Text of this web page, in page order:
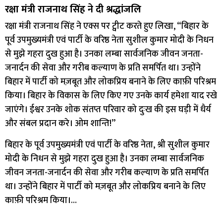
रक्षा मंत्री राजनाथ सिंह ने दी श्रद्धांजलि
रक्षा मंत्री राजनाथ सिंह ने एक्स पर ट्वीट करते हुए लिखा, “बिहार के
पूर्व उपमुख्यमंत्री एवं पार्टी के वरिष्ठ नेता सुशील कुमार मोदी के निधन
से मुझे गहरा दुख हुआ है। उनका लम्बा सार्वजनिक जीवन जनता-
जनार्दन की सेवा और गरीब कल्याण के प्रति समर्पित था। उन्होंने
बिहार में पार्टी को मज़बूत और लोकप्रिय बनाने के लिए काफ़ी परिश्रम
किया। बिहार के विकास के लिए किए गए उनके कार्य हमेशा याद रखे
जाएंगे। ईश्वर उनके शोक संतप्त परिवार को दुःख की इस घड़ी में धैर्य
और संबल प्रदान करे। ओम शान्ति!”
बिहार के पूर्व उपमुख्यमंत्री एवं पार्टी के वरिष्ठ नेता, श्री सुशील कुमार
मोदी के निधन से मुझे गहरा दुख हुआ है। उनका लम्बा सार्वजनिक
जीवन जनता-जनार्दन की सेवा और गरीब कल्याण के प्रति समर्पित
था। उन्होंने बिहार में पार्टी को मज़बूत और लोकप्रिय बनाने के लिए
काफ़ी परिश्रम किया।…